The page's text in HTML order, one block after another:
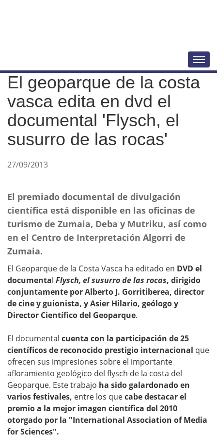
a
El geoparque de la costa
vasca edita en dvd el
documental 'Flysch, el
susurro de las rocas'
27/09/2013
El premiado documental de divulgación
científica está disponible en las oficinas de
turismo de Zumaia, Deba y Mutriku, así como
en el Centro de Interpretación Algorri de
Zumaia.
El Geoparque de la Costa Vasca ha editado en DVD el
documental Flysch, el susurro de las rocas, dirigido
conjuntamente por Alberto J. Gorritiberea, director
de cine y guionista, y Asier Hilario, geólogo y
Director Científico del Geoparque.
El documental cuenta con la participación de 25
científicos de reconocido prestigio internacional que
ofrecen sus impresiones sobre el importante
afloramiento geológico del flysch de la costa del
Geoparque. Este trabajo ha sido galardonado en
varios festivales, entre los quecabe destacar el
premio a la mejor imagen científica del 2010
otorgado por la "International Association of Media
for Sciences".